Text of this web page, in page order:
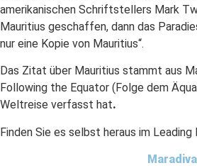
amerikanischen Schriftstellers Mark
Mauritius geschaffen, dann das
nur eine Kopie von Mauritius“.
Das Zitat über Mauritius stammt aus
Following the Equator (Folge dem
Weltreise verfasst hat.
Finden Sie es selbst heraus im
Maradiva